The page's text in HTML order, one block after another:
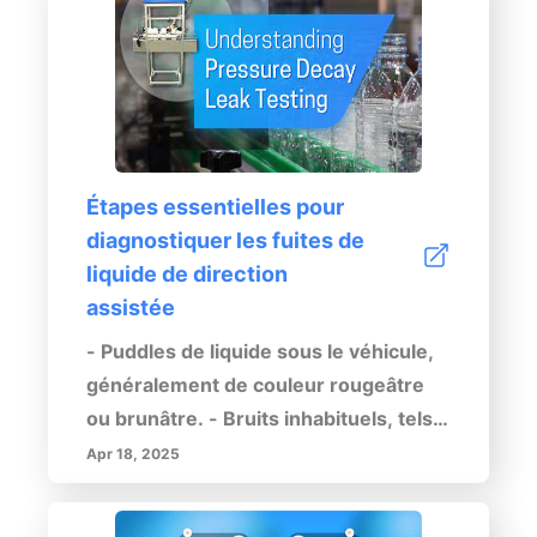
véhicule pour améliorer les
performances et prévenir les fuites
d'huile de moteur. Visitez notre site
pour des conseils plus détaillés et des
recommandations d'experts.
problèmes potentiels. Ce guide
complet vous aidera à...
Étapes essentielles pour
diagnostiquer les fuites de
liquide de direction
assistée
- Puddles de liquide sous le véhicule,
généralement de couleur rougeâtre
ou brunâtre. - Bruits inhabituels, tels
que des gémissements ou des
grincements, lors du tournage du
volant. - Difficulté accrue à diriger,
Apr 18, 2025